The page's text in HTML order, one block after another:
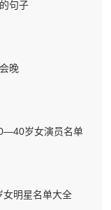
句子
晚
岁女演员名单
女明星名单大全